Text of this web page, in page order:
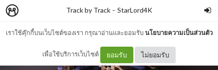
เราใช้คุ๊กกี้บนเว็บไซต์ของเรา กรุณาอ่านและยอมรับนโยบายความเป็นส่วนตัว
เพื่อใช้บริการเว็บไซต์ ยอมรับ ไม่ยอมรับ
Track by Track– StarLord4K